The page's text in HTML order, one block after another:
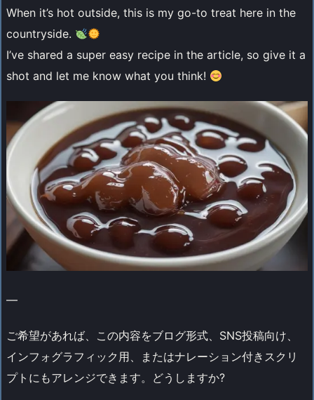
When it’s hot outside, this is my go-to treat here in the
countryside.
I’ve shared a super easy recipe in the article, so give it a
shot and let me know what you think!
—
ご希望があれば、この内容をブログ形式、SNS投稿向け、
インフォグラフィック用、またはナレーション付きスクリ
プトにもアレンジできます。どうしますか?